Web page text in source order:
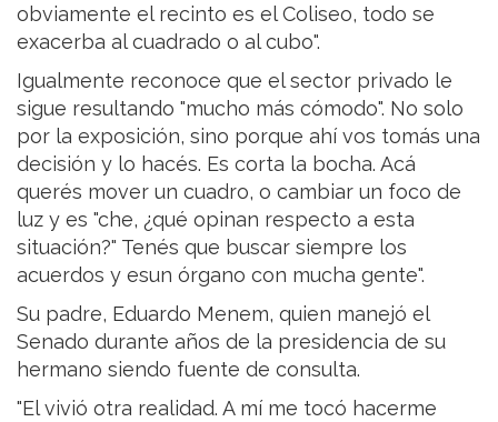
obviamente el recinto es el Coliseo, todo se
exacerba al cuadrado o al cubo".
Igualmente reconoce que el sector privado le
sigue resultando "mucho más cómodo". No solo
por la exposición, sino porque ahí vos tomás una
decisión y lo hacés. Es corta la bocha. Acá
querés mover un cuadro, o cambiar un foco de
luz y es "che, ¿qué opinan respecto a esta
situación?" Tenés que buscar siempre los
acuerdos y esun órgano con mucha gente".
Su padre, Eduardo Menem, quien manejó el
Senado durante años de la presidencia de su
hermano siendo fuente de consulta.
"El vivió otra realidad. A mí me tocó hacerme